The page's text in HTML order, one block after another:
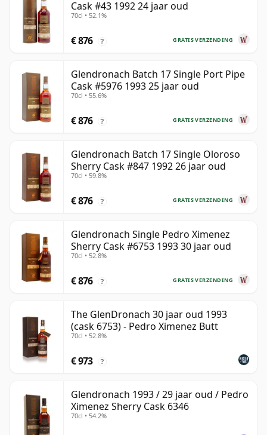
Cask #43 1992 24 jaar oud
70cl • 52.1%
GRATIS VERZENDING
€ 876 ?
Glendronach Batch 17 Single Port Pipe
Cask #5976 1993 25 jaar oud
70cl • 55.6%
GRATIS VERZENDING
€ 876 ?
Glendronach Batch 17 Single Oloroso
Sherry Cask #847 1992 26 jaar oud
70cl • 59.8%
GRATIS VERZENDING
€ 876 ?
Glendronach Single Pedro Ximenez
Sherry Cask #6753 1993 30 jaar oud
70cl • 52.8%
GRATIS VERZENDING
€ 876 ?
The GlenDronach 30 jaar oud 1993
(cask 6753) - Pedro Ximenez Butt
70cl • 52.8%
€ 973 ?
Glendronach 1993 / 29 jaar oud / Pedro
Ximenez Sherry Cask 6346
70cl • 54.2%